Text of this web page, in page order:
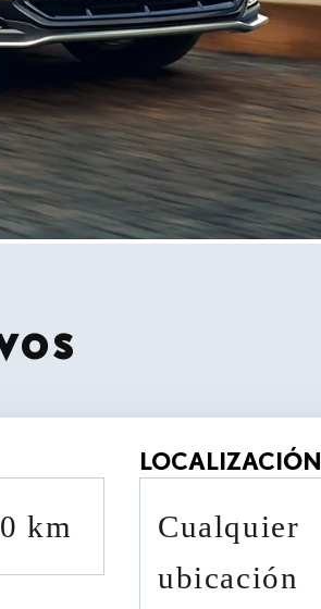
km
LOCALIZACIÓN
cualquier
ubicación